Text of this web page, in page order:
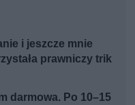
i jeszcze mnie
prawniczy trik
darmowa. Po 10–15